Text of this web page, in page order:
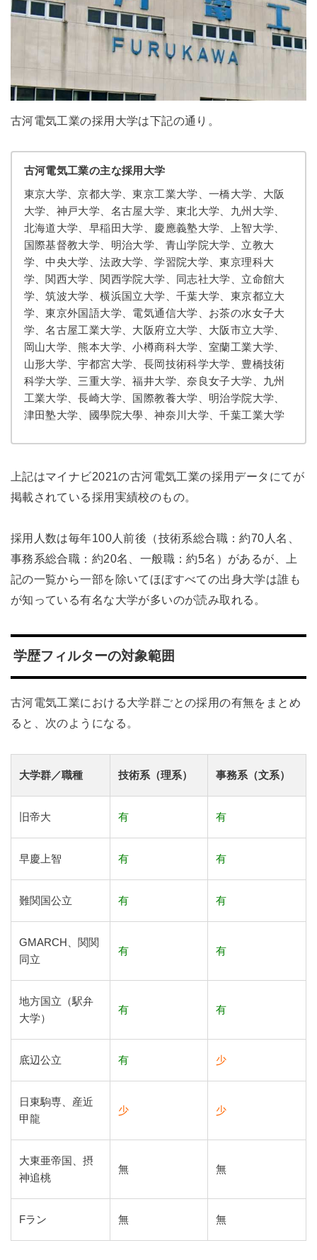
古河電気工業の採用大学は下記の通り。
古河電気工業の主な採用大学
東京大学、京都大学、東京工業大学、一橋大学、大阪
大学、神戸大学、名古屋大学、東北大学、九州大学、
北海道大学、早稲田大学、慶應義塾大学、上智大学、
国際基督教大学、明治大学、青山学院大学、立教大
学、中央大学、法政大学、学習院大学、東京理科大
学、関西大学、関西学院大学、同志社大学、立命館大
学、筑波大学、横浜国立大学、千葉大学、東京都立大
学、東京外国語大学、電気通信大学、お茶の水女子大
学、名古屋工業大学、大阪府立大学、大阪市立大学、
岡山大学、熊本大学、小樽商科大学、室蘭工業大学、
山形大学、宇都宮大学、長岡技術科学大学、豊橋技術
科学大学、三重大学、福井大学、奈良女子大学、九州
工業大学、長崎大学、国際教養大学、明治学院大学、
津田塾大学、國學院大學、神奈川大学、千葉工業大学
上記はマイナビ2021の古河電気工業の採用データにてが
掲載されている採用実績校のもの。
採用人数は毎年100人前後（技術系総合職：約70人名、
事務系総合職：約20名、一般職：約5名）があるが、上
記の一覧から一部を除いてほぼすべての出身大学は誰も
が知っている有名な大学が多いのが読み取れる。
学歴フィルターの対象範囲
古河電気工業における大学群ごとの採用の有無をまとめ
ると、次のようになる。
大学群／職種 技術系（理系） 事務系（文系）
旧帝大 有 有
早慶上智 有 有
難関国公立 有 有
GMARCH、関関
同立
有 有
地方国立（駅弁
大学）
有 有
底辺公立 有 少
日東駒専、産近
甲龍
少 少
大東亜帝国、摂
神追桃
無 無
Fラン 無 無